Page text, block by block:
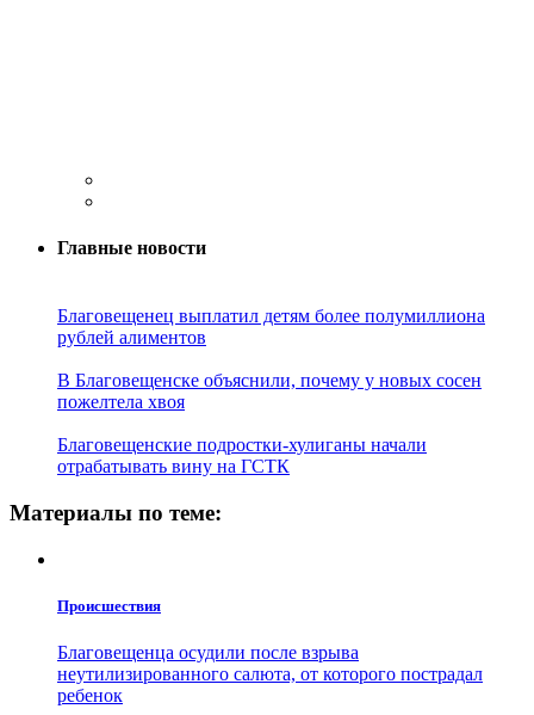
Главные новости
Благовещенец выплатил детям более полумиллиона
рублей алиментов
В Благовещенске объяснили, почему у новых сосен
пожелтела хвоя
Благовещенские подростки-хулиганы начали
отрабатывать вину на ГСТК
Материалы по теме:
Проиcшествия
Благовещенца осудили после взрыва
неутилизированного салюта, от которого пострадал
ребенок